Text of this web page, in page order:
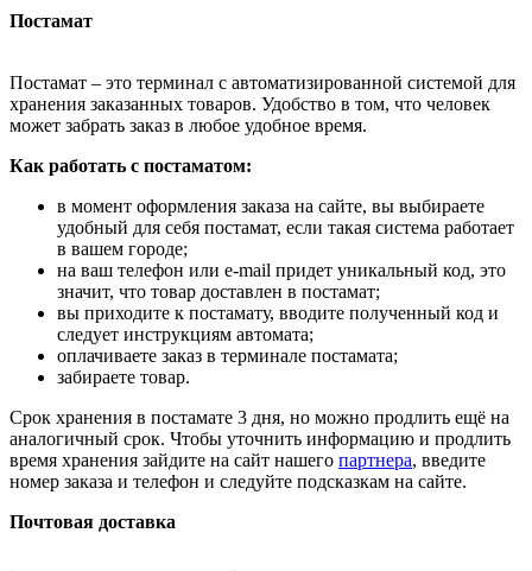
Постамат
Постамат – это терминал с автоматизированной системой для
хранения заказанных товаров. Удобство в том, что человек
может забрать заказ в любое удобное время.
Как работать с постаматом:
в момент оформления заказа на сайте, вы выбираете
удобный для себя постамат, если такая система работает
в вашем городе;
на ваш телефон или e-mail придет уникальный код, это
значит, что товар доставлен в постамат;
вы приходите к постамату, вводите полученный код и
следует инструкциям автомата;
оплачиваете заказ в терминале постамата;
забираете товар.
Срок хранения в постамате 3 дня, но можно продлить ещё на
аналогичный срок. Чтобы уточнить информацию и продлить
время хранения зайдите на сайт нашего партнера, введите
номер заказа и телефон и следуйте подсказкам на сайте.
Почтовая доставка